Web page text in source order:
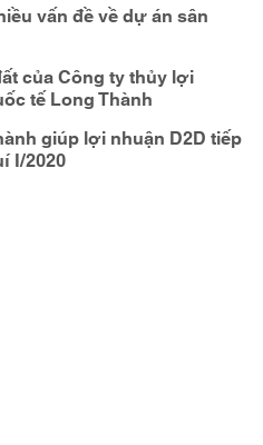
vấn đề về dự án sân
của Công ty thủy lợi
tế Long Thành
giúp lợi nhuận D2D tiếp
I/2020